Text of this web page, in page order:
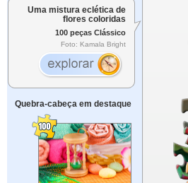
Uma mistura eclética de
flores coloridas
100 peças Clássico
Foto: Kamala Bright
Quebra-cabeça em destaque